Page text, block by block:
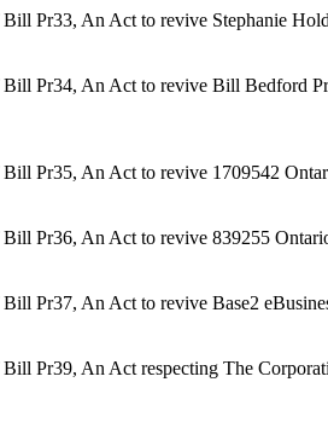
Bill Pr33, An Act to revive Stephanie
Bill Pr34, An Act to revive Bill Bedford
Bill Pr35, An Act to revive 1709542
Bill Pr36, An Act to revive 839255
Pr37, An Act to revive Base2
Pr39, An Act respecting The